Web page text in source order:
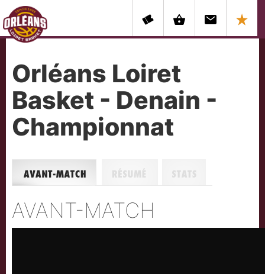
Orléans Loiret
Basket - Denain -
Championnat
AVANT-MATCH